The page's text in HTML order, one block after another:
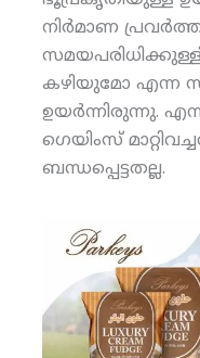
നിര്‍മാണ
കഴിയുമോ എന്ന
ഉയര്‍ന്നിരുന്നു.
ഗെയിംസ്
ബന്ധപ്പെട്ടതല്ല.